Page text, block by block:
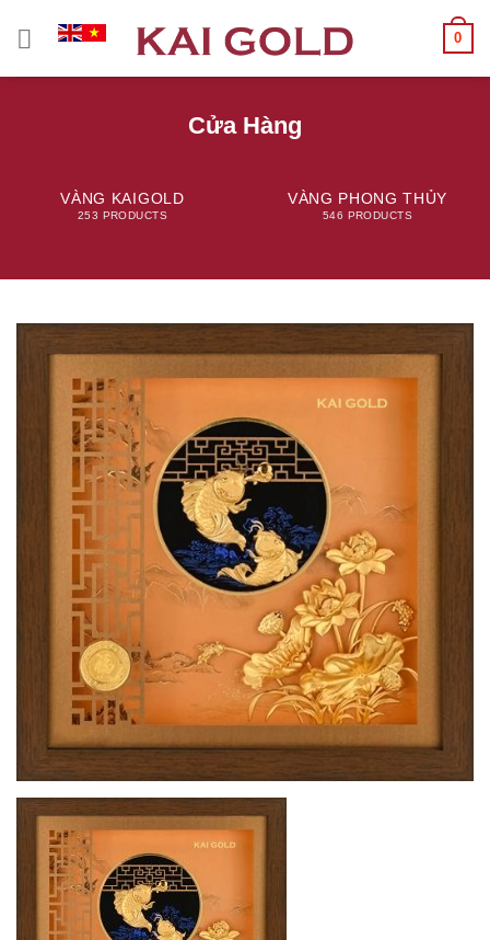
0
Cửa Hàng
VÀNG KAIGOLD
253 PRODUCTS
VÀNG PHONG THỦY
546 PRODUCTS